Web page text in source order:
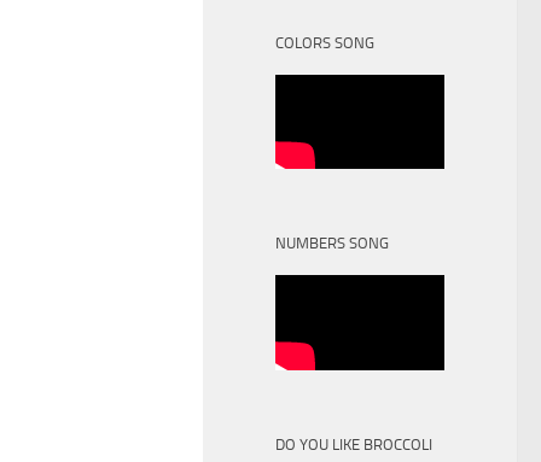
COLORS SONG
NUMBERS SONG
DO YOU LIKE BROCCOLI